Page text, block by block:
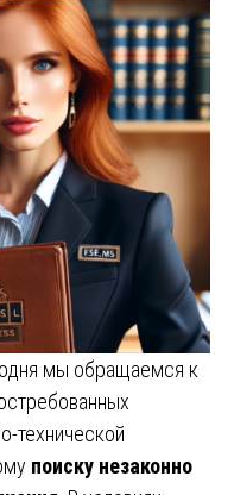
мы обращаемся к
технической
поиску незаконно